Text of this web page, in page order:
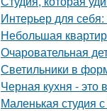
Интерьер для себя:
Небольшая
Очаровательная
Светильники в
Черная кухня - это
Маленькая студия